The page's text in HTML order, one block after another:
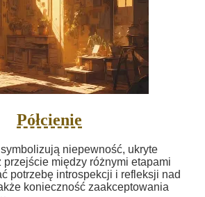
Półcienie
niepewność, ukryte
między różnymi etapami
potrzebę introspekcji i refleksji nad
konieczność zaakceptowania